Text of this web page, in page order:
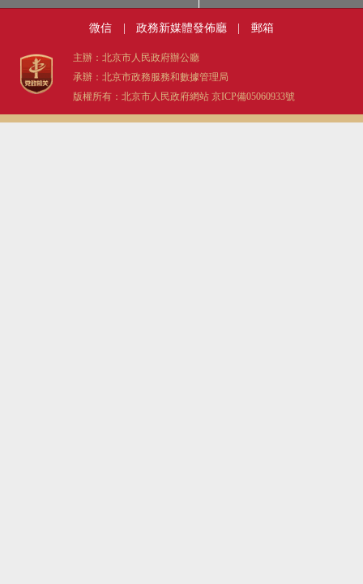
微信 政務新媒體發佈廳 郵箱
主辦：北京市人民政府辦公廳
承辦：北京市政務服務和數據管理局
版權所有：北京市人民政府網站 京ICP備05060933號